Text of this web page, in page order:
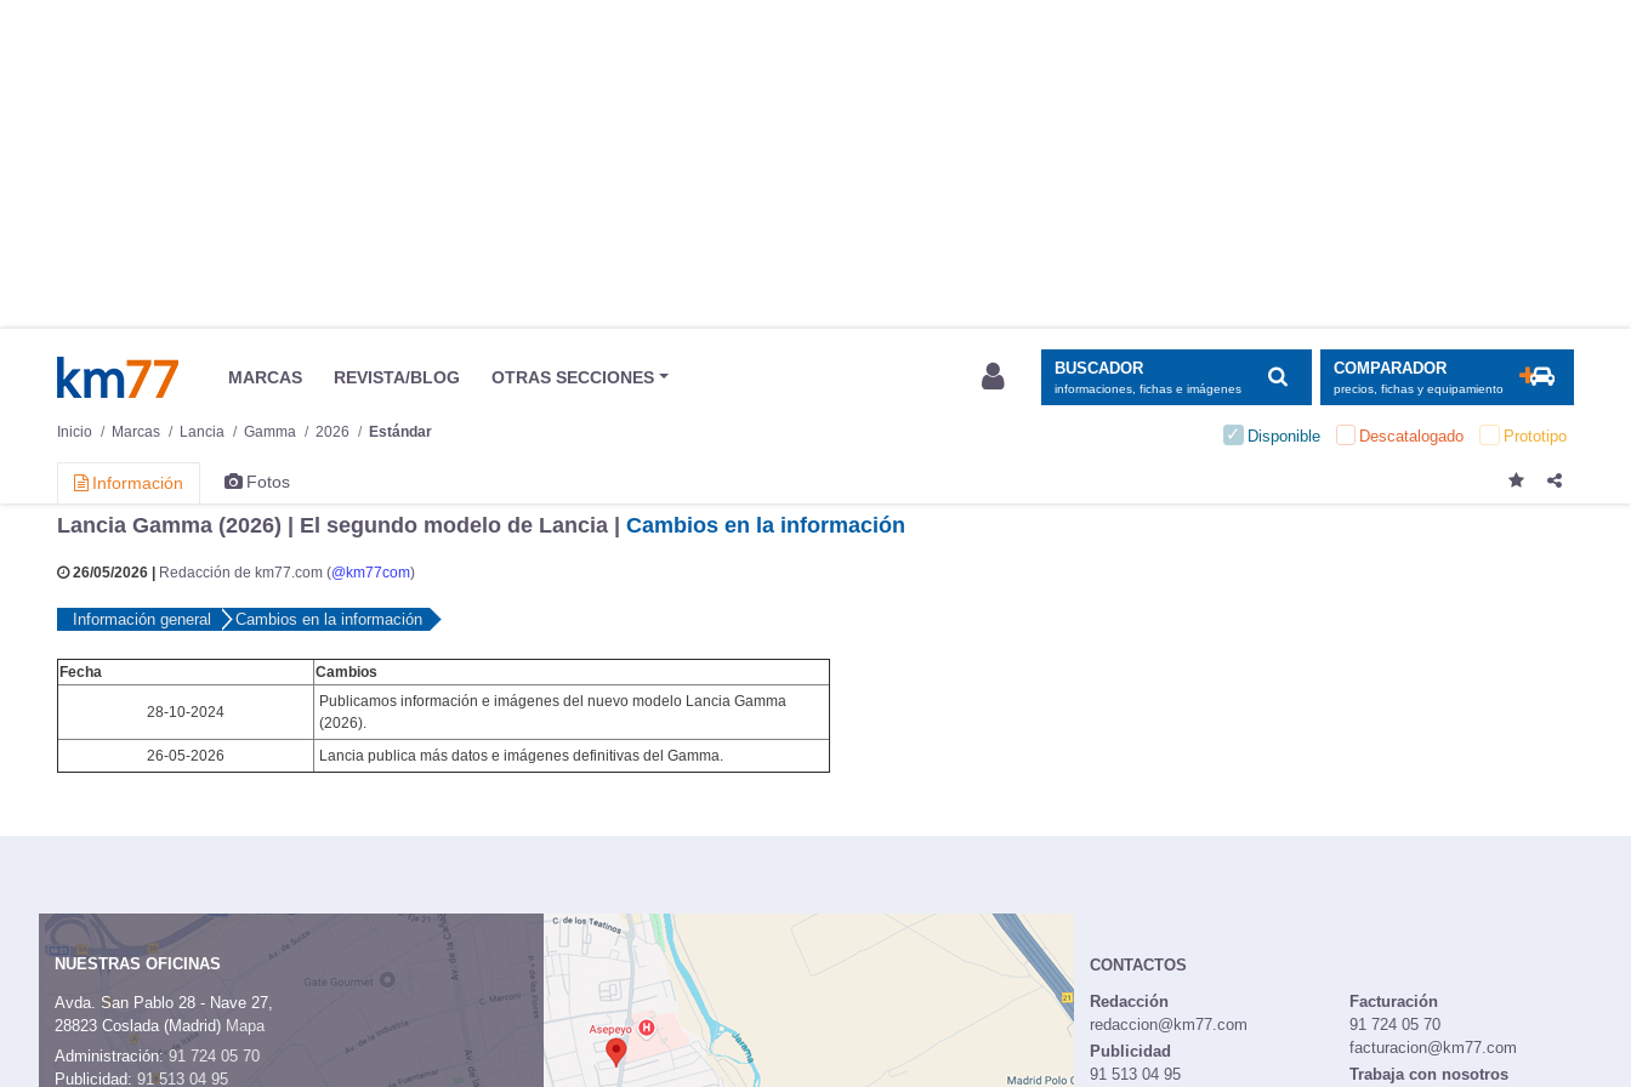
MARCAS REVISTA/BLOG OTRAS SECCIONES BUSCADOR
informaciones, fichas e imágenes
COMPARADOR
precios, fichas y equipamiento
Inicio Marcas Lancia Gamma 2026 Estándar Disponible Descatalogado Prototipo
Información Fotos
Lancia Gamma (2026) | El segundo modelo de Lancia | Cambios en la información
26/05/2026 | Redacción de km77.com (@km77com)
Información general Cambios en la información
Fecha Cambios
28-10-2024
Publicamos información e imágenes del nuevo modelo Lancia Gamma
(2026).
26-05-2026
Lancia publica más datos e imágenes definitivas del Gamma.
NUESTRAS OFICINAS
Avda. San Pablo 28 - Nave 27,
28823 Coslada (Madrid) Mapa
Administración:91 724 05 70
Publicidad: 91 513 04 95
CONTACTOS
Redacción
redaccion@km77.com
Publicidad
91 513 04 95
Facturación
91 724 05 70
facturacion@km77.com
Trabaja con nosotros